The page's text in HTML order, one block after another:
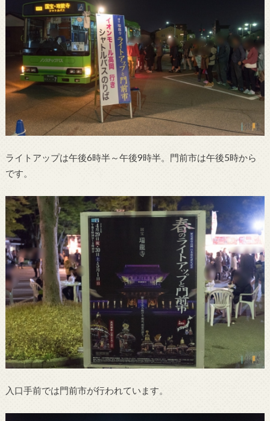
ライトアップは午後6時半～午後9時半。門前市は午後5時から
です。
入口手前では門前市が行われています。